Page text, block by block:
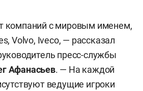
компаний с мировым именем,
Volvo, Iveco, — рассказал
пресс-службы
Афанасьев. — На каждой
ведущие игроки